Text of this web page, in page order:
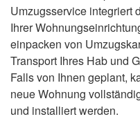
Umzugsservice integriert
Ihrer
einpacken von
Transport Ihres Hab und
Falls von Ihnen geplant,
neue Wohnung
und installiert werden.